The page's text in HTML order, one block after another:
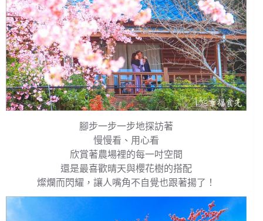
腳步一步一步地探訪著
慢慢看、用心看
欣賞著農場裡的每一吋空間
還是最喜歡晴天與櫻花樹的搭配
燦爛而閃耀，讓人嘴角不自覺也跟著揚了！